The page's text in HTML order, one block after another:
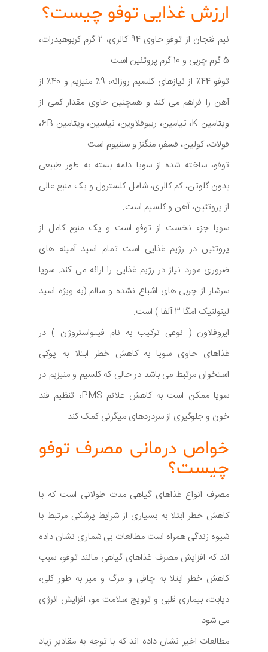
ارزش غذایی توفو چیست؟
نیم فنجان از توفو حاوی 94 کالری، 2 گرم کربوهیدرات،
5 گرم چربی و 10 گرم پروتئین است.
توفو 44٪ از نیازهای کلسیم روزانه، 9٪ منیزیم و 40٪ از
آهن را فراهم می کند و همچنین حاوی مقدار کمی از
ویتامین K، تیامین، ریبوفلاوین، نیاسین، ویتامین 6B،
فولات، کولین، فسفر، منگنز و سلنیوم است.
توفو، ساخته شده از سویا دلمه بسته به طور طبیعی
بدون گلوتن، کم کالری، شامل کلسترول و یک منبع عالی
از پروتئین، آهن و کلسیم است.
سویا جزء نخست از توفو است و یک منبع کامل از
پروتئین در رژیم غذایی است تمام اسید آمینه های
ضروری مورد نیاز در رژیم غذایی را ارائه می کند. سویا
سرشار از چربی های اشباع نشده و سالم (به ویژه اسید
لینولنیک امگا 3 آلفا ) است.
ایزوفلاون ( نوعی ترکیب به نام فیتواستروژن ) در
غذاهای حاوی سویا به کاهش خطر ابتلا به پوکی
استخوان مرتبط می باشد در حالی که کلسیم و منیزیم در
سویا ممکن است به کاهش علائم PMS، تنظیم قند
خون و جلوگیری از سردردهای میگرنی کمک کند.
خواص درمانی مصرف توفو
چیست؟
مصرف انواع غذاهای گیاهی مدت طولانی است که با
کاهش خطر ابتلا به بسیاری از شرایط پزشکی مرتبط با
شیوه زندگی همراه است مطالعات بی شماری نشان داده
اند که افزایش مصرف غذاهای گیاهی مانند توفو، سبب
کاهش خطر ابتلا به چاقی و مرگ و میر به طور کلی،
دیابت، بیماری قلبی و ترویج سلامت مو، افزایش انرژی
می شود.
مطالعات اخیر نشان داده اند که با توجه به مقادیر زیاد